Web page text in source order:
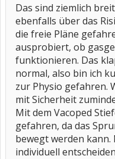
Das sind ziemlich
ebenfalls über das
die freie Pläne
ausprobiert, ob
funktionieren. Das
normal, also bin ich
zur Physio gefahren.
mit Sicherheit
Mit dem Vacoped
gefahren, da das
bewegt werden
individuell